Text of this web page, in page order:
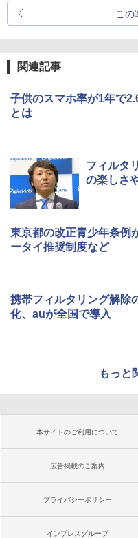
この
関連記事
子供のスマホ率が1年で
とは
フィルタ
の楽しさ
東京都の改正青少年条例
ータイ推奨制度など
携帯フィルタリング解除
化、auが全国で導入
もっと
本サイトのご利用について
広告掲載のご案内
プライバシーポリシー
インプレスグループ